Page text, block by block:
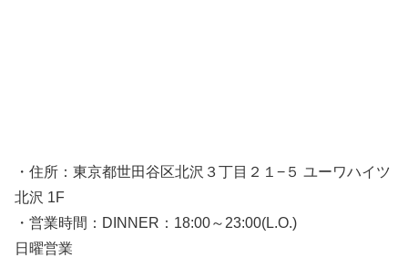
・住所：東京都世田谷区北沢３丁目２１−５ ユーワハイツ
北沢 1F
・営業時間：DINNER：18:00～23:00(L.O.)
日曜営業